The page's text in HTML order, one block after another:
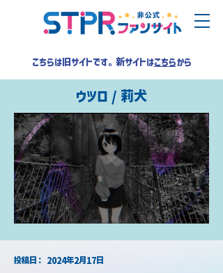
こちらは旧サイトです。新サイトはこちらから
ウツロ / 莉犬
​投稿日： 2024年2月17日